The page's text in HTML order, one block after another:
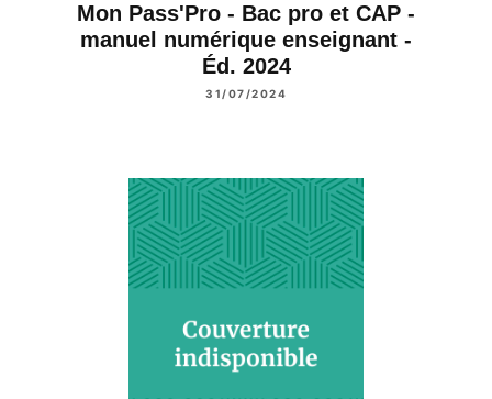
Mon Pass'Pro - Bac pro et CAP -
manuel numérique enseignant -
Éd. 2024
31/07/2024